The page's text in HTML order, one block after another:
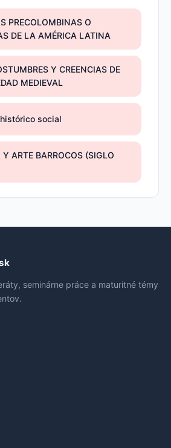
PRECOLOMBINAS O
DE LA AMÉRICA LATINA
Y CREENCIAS DE
MEDIEVAL
social
Y ARTE BARROCOS (SIGLO
seminárne práce a maturitné témy